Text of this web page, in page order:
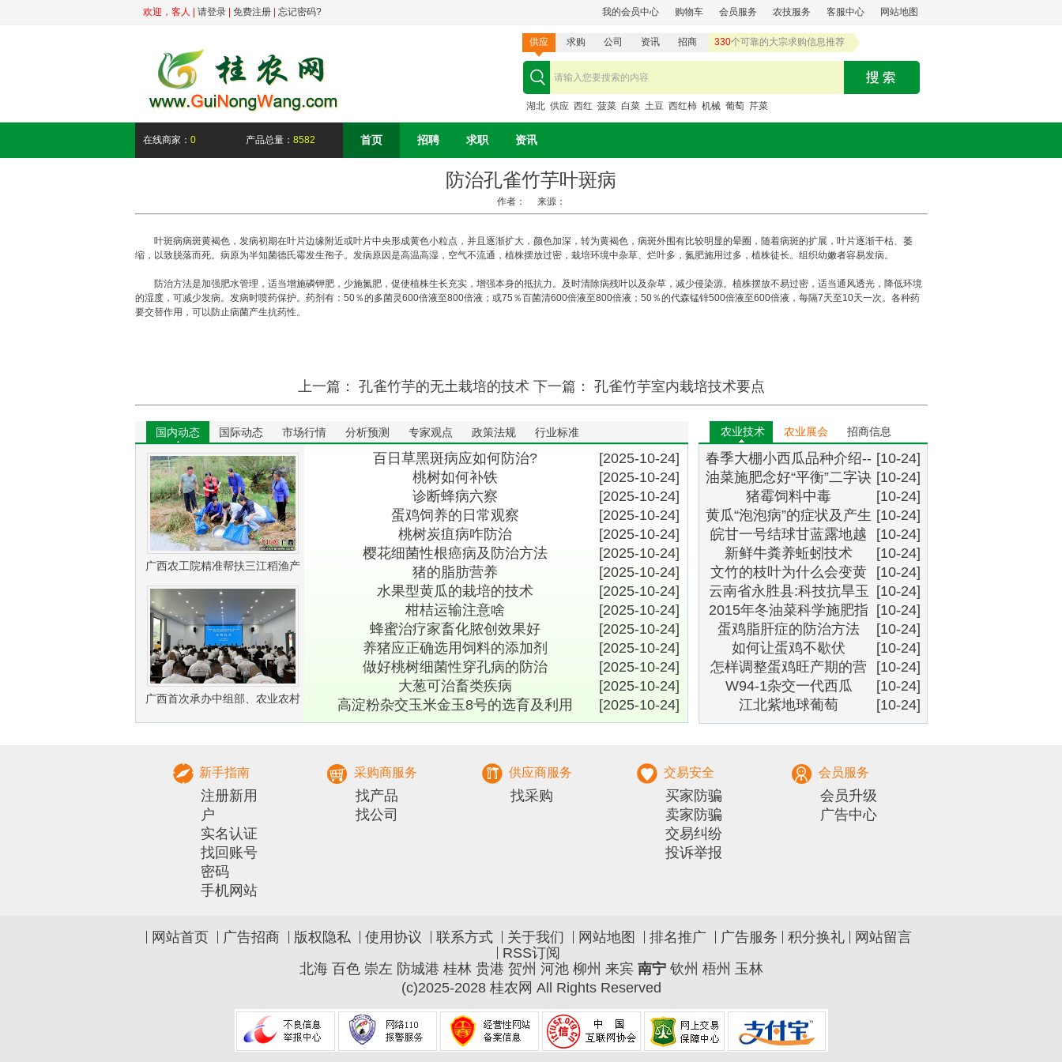
欢迎， 客人 请登录| 免费注册| 忘记密码? 我的会员中心 购物车 会员服务 农技服务 客服中心 网站地图
供应 求购 公司 资讯 招商 330个可靠的大宗求购信息推荐
湖北 供应 西红 菠菜 白菜 土豆 西红柿 机械 葡萄 芹菜
在线商家： 0 产品总量： 8582 首页 招聘 求职 资讯
防治孔雀竹芋叶斑病
作者： 来源：
叶斑病病斑黄褐色，发病初期在叶片边缘附近或叶片中央形成黄色小粒点，并且逐渐扩大，颜色加深，转为黄褐色，病斑外围有比较明显的晕圈，随着病斑的扩展，叶片逐渐干枯、萎
缩，以致脱落而死。病原为半知菌德氏霉发生孢子。发病原因是高温高湿，空气不流通，植株摆放过密，栽培环境中杂草、烂叶多，氮肥施用过多，植株徒长。组织幼嫩者容易发病。
防治方法是加强肥水管理，适当增施磷钾肥，少施氮肥，促使植株生长充实，增强本身的抵抗力。及时清除病残叶以及杂草，减少侵染源。植株摆放不易过密，适当通风透光，降低环境
的湿度，可减少发病。发病时喷药保护。药剂有：50％的多菌灵600倍液至800倍液；或75％百菌清600倍液至800倍液；50％的代森锰锌500倍液至600倍液，每隔7天至10天一次。各种药
要交替作用，可以防止病菌产生抗药性。
上一篇： 孔雀竹芋的无土栽培的技术下一篇： 孔雀竹芋室内栽培技术要点
国内动态 国际动态 市场行情 分析预测 专家观点 政策法规 行业标准
广西农工院精准帮扶三江稻渔产
业振兴
广西首次承办中组部、农业农村
部农村实用人才 带头人培训兽医
[2025-10-24]
百日草黑斑病应如何防治?
[2025-10-24]
桃树如何补铁
[2025-10-24]
诊断蜂病六察
[2025-10-24]
蛋鸡饲养的日常观察
[2025-10-24]
桃树炭疽病咋防治
[2025-10-24]
樱花细菌性根癌病及防治方法
[2025-10-24]
猪的脂肪营养
[2025-10-24]
水果型黄瓜的栽培的技术
[2025-10-24]
柑桔运输注意啥
[2025-10-24]
蜂蜜治疗家畜化脓创效果好
[2025-10-24]
养猪应正确选用饲料的添加剂
[2025-10-24]
做好桃树细菌性穿孔病的防治
[2025-10-24]
大葱可治畜类疾病
[2025-10-24]
高淀粉杂交玉米金玉8号的选育及利用
农业技术 农业展会 招商信息
[10-24]
春季大棚小西瓜品种介绍--
--黄小玉
[10-24]
油菜施肥念好“平衡”二字诀
[10-24]
猪霉饲料中毒
[10-24]
黄瓜“泡泡病”的症状及产生
的原因？
[10-24]
皖甘一号结球甘蓝露地越
冬栽培
[10-24]
新鲜牛粪养蚯蚓技术
[10-24]
文竹的枝叶为什么会变黄
[10-24]
云南省永胜县:科技抗旱玉
米栽培技术
[10-24]
2015年冬油菜科学施肥指
导意见
[10-24]
蛋鸡脂肝症的防治方法
[10-24]
如何让蛋鸡不歇伏
[10-24]
怎样调整蛋鸡旺产期的营
养
[10-24]
W94-1杂交一代西瓜
[10-24]
江北紫地球葡萄
新手指南
注册新用
户
实名认证
找回账号
密码
手机网站
采购商服务
找产品
找公司
供应商服务
找采购
交易安全
买家防骗
卖家防骗
交易纠纷
投诉举报
会员服务
会员升级
广告中心
网站首页 广告招商 版权隐私 使用协议 联系方式 关于我们 网站地图 排名推广 广告服务 积分换礼
网站留言
RSS订阅
北海 百色 崇左 防城港 桂林 贵港 贺州 河池 柳州 来宾 南宁 钦州 梧州 玉林
(c)2025-2028 桂农网 All Rights Reserved